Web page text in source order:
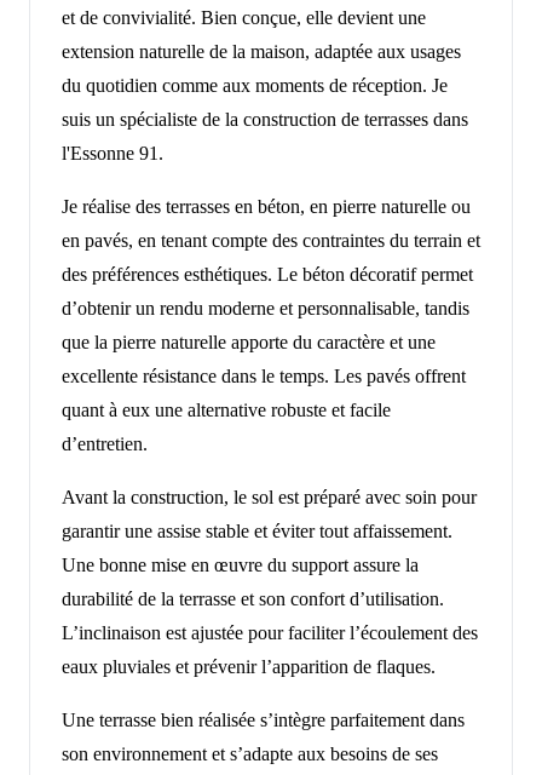
et de convivialité. Bien conçue, elle devient une
extension naturelle de la maison, adaptée aux usages
du quotidien comme aux moments de réception. Je
suis un spécialiste de la construction de terrasses dans
l'Essonne 91.
Je réalise des terrasses en béton, en pierre naturelle ou
en pavés, en tenant compte des contraintes du terrain et
des préférences esthétiques. Le béton décoratif permet
d’obtenir un rendu moderne et personnalisable, tandis
que la pierre naturelle apporte du caractère et une
excellente résistance dans le temps. Les pavés offrent
quant à eux une alternative robuste et facile
d’entretien.
Avant la construction, le sol est préparé avec soin pour
garantir une assise stable et éviter tout affaissement.
Une bonne mise en œuvre du support assure la
durabilité de la terrasse et son confort d’utilisation.
L’inclinaison est ajustée pour faciliter l’écoulement des
eaux pluviales et prévenir l’apparition de flaques.
Une terrasse bien réalisée s’intègre parfaitement dans
son environnement et s’adapte aux besoins de ses